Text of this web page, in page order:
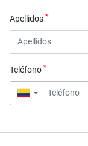
Apellidos *
Teléfono *
▼